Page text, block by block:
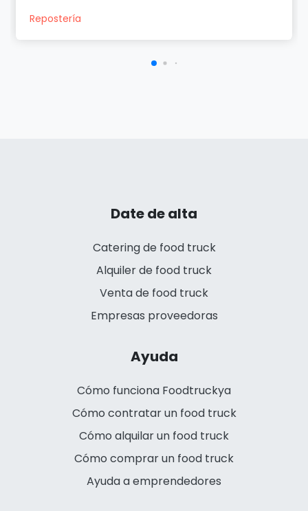
Repostería
Date de alta
Catering de food truck
Alquiler de food truck
Venta de food truck
Empresas proveedoras
Ayuda
Cómo funciona Foodtruckya
Cómo contratar un food truck
Cómo alquilar un food truck
Cómo comprar un food truck
Ayuda a emprendedores